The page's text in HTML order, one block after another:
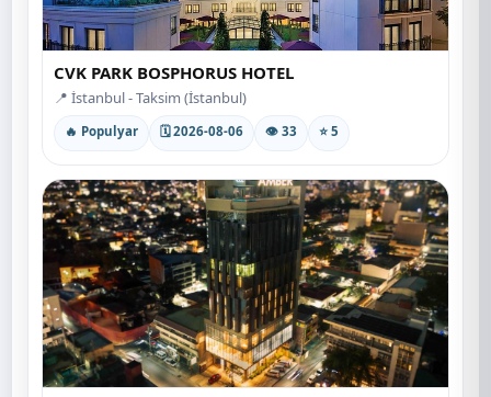
CVK PARK BOSPHORUS HOTEL
📍 İstanbul - Taksim (İstanbul)
🔥 Populyar 🗓 2026-08-06 👁 33 ⭐ 5